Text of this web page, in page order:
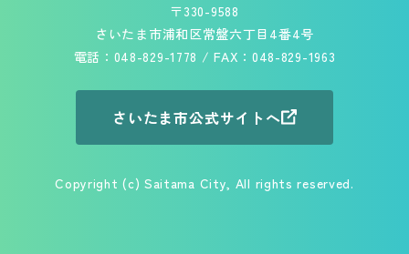
〒330-9588
さいたま市浦和区常盤六丁目4番4号
電話：048-829-1778 / FAX：048-829-1963
さいたま市公式サイトへ
Copyright (c) Saitama City, All rights reserved.